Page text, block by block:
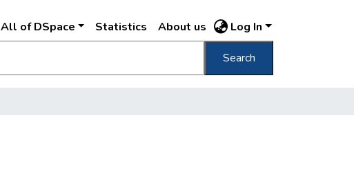
All of DSpace Statistics About us Log In
Search